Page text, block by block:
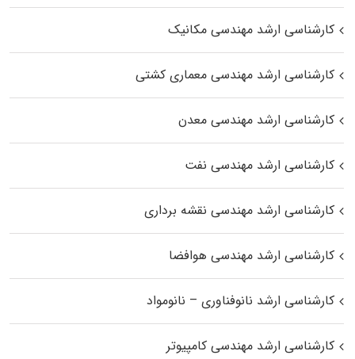
کارشناسی ارشد مهندسی مکانیک
کارشناسی ارشد مهندسی معماری کشتی
کارشناسی ارشد مهندسی معدن
کارشناسی ارشد مهندسی نفت
کارشناسی ارشد مهندسی نقشه برداری
کارشناسی ارشد مهندسی هوافضا
کارشناسی ارشد نانوفناوری – نانومواد
کارشناسی ارشد مهندسی کامپیوتر